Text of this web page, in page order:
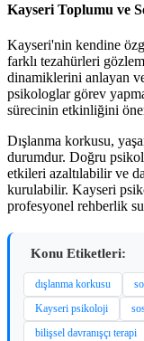
Kayseri Toplumu ve
Kayseri'nin kendine
farklı tezahürleri
dinamiklerini anlayan
psikologlar görev
sürecinin etkinliğini
Dışlanma korkusu,
durumdur. Doğru
etkileri azaltılabilir ve
kurulabilir. Kayseri
profesyonel rehberlik
Konu Etiketleri:
dışlanma korkusu
Kayseri psikoloji
bilişsel davranışçı terapi